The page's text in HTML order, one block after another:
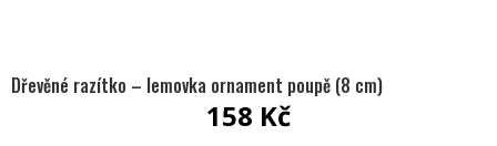
Dřevěné razítko – lemovka ornament poupě (8 cm)
158 Kč